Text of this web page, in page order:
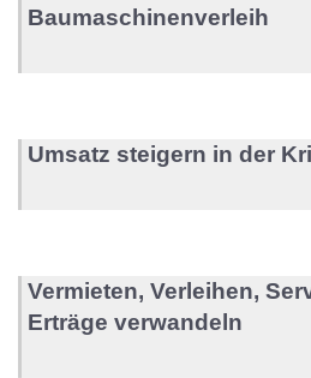
Baumaschinenverleih
Umsatz steigern in der
Vermieten, Verleihen,
Erträge verwandeln